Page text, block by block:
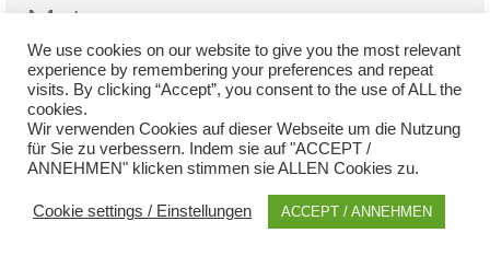
Meta
Registrieren
Anmelden
Eintrags-Feed
Kommentar-Feed
WordPress.org
Datenschutzerklärung Impressum Widerrufsrecht AGB
We use cookies on our website to give you the most relevant
experience by remembering your preferences and repeat
visits. By clicking “Accept”, you consent to the use of ALL the
cookies.
Wir verwenden Cookies auf dieser Webseite um die Nutzung
für Sie zu verbessern. Indem sie auf "ACCEPT /
ANNEHMEN" klicken stimmen sie ALLEN Cookies zu.
Cookie settings / Einstellungen ACCEPT / ANNEHMEN